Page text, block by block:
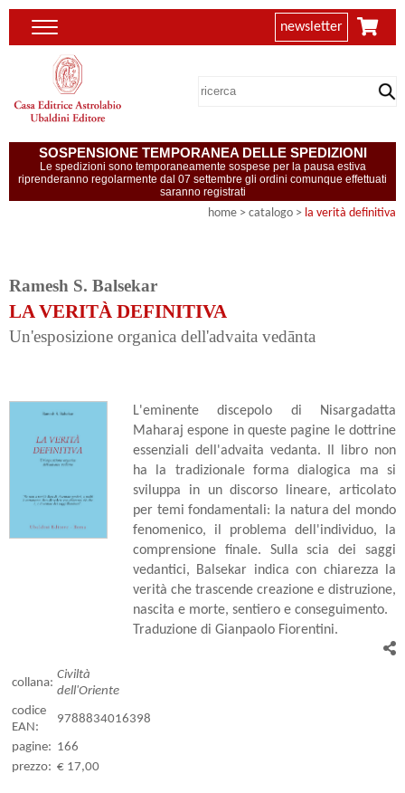
newsletter
SOSPENSIONE TEMPORANEA DELLE SPEDIZIONI
Le spedizioni sono temporaneamente sospese per la pausa estiva
riprenderanno regolarmente dal 07 settembre gli ordini comunque effettuati
saranno registrati
home > catalogo > la verità definitiva
Ramesh S. Balsekar
LA VERITÀ DEFINITIVA
Un'esposizione organica dell'advaita vedānta
L'eminente discepolo di Nisargadatta
Maharaj espone in queste pagine le dottrine
essenziali dell'advaita vedanta. Il libro non
ha la tradizionale forma dialogica ma si
sviluppa in un discorso lineare, articolato
per temi fondamentali: la natura del mondo
fenomenico, il problema dell'individuo, la
comprensione finale. Sulla scia dei saggi
vedantici, Balsekar indica con chiarezza la
verità che trascende creazione e distruzione,
nascita e morte, sentiero e conseguimento.
Traduzione di Gianpaolo Fiorentini.
collana:
Civiltà
dell'Oriente
codice
EAN:
9788834016398
pagine: 166
prezzo: € 17,00